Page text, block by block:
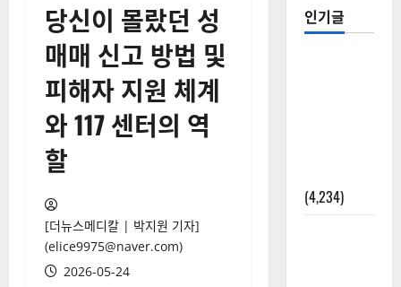
당신이 몰랐던 성
매매 신고 방법 및
피해자 지원 체계
와 117 센터의 역
할
[더뉴스메디칼 | 박지원 기자]
(elice9975@naver.com)
2026-05-24
인기글
(4,234)